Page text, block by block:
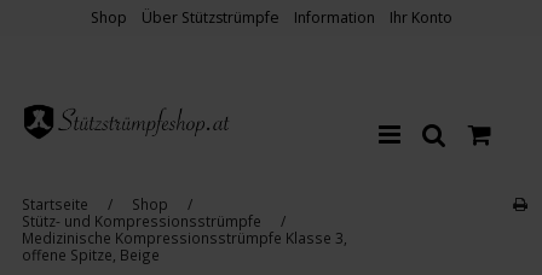
Shop Über Stützstrümpfe Information Ihr Konto
Startseite / Shop
/
Stütz- und Kompressionsstrümpfe
/
Medizinische Kompressionsstrümpfe Klasse 3,
offene Spitze, Beige